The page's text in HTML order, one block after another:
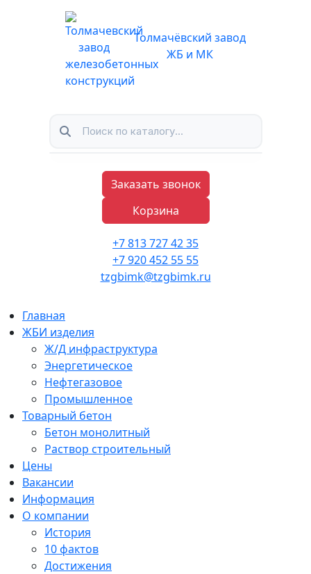
Толмачёвский завод
ЖБ и МК
Заказать звонок
Корзина
+7 813 727 42 35
+7 920 452 55 55
tzgbimk@tzgbimk.ru
Главная
ЖБИ изделия
Ж/Д инфраструктура
Энергетическое
Нефтегазовое
Промышленное
Товарный бетон
Бетон монолитный
Раствор строительный
Цены
Вакансии
Информация
О компании
История
10 фактов
Достижения